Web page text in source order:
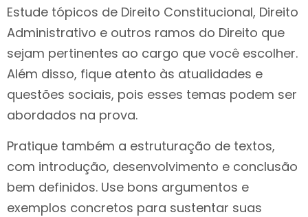
Estude tópicos de Direito Constitucional, Direito
Administrativo e outros ramos do Direito que
sejam pertinentes ao cargo que você escolher.
Além disso, fique atento às atualidades e
questões sociais, pois esses temas podem ser
abordados na prova.
Pratique também a estruturação de textos,
com introdução, desenvolvimento e conclusão
bem definidos. Use bons argumentos e
exemplos concretos para sustentar suas